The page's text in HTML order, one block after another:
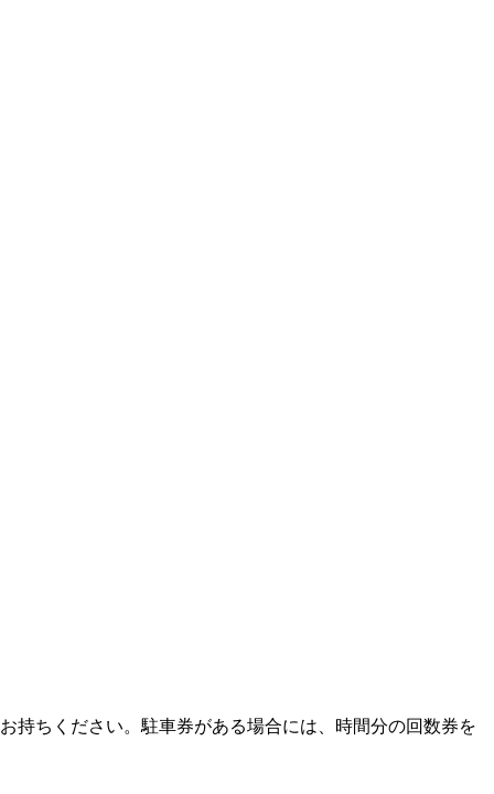
持ちください。駐車券がある場合には、時間分の回数券を